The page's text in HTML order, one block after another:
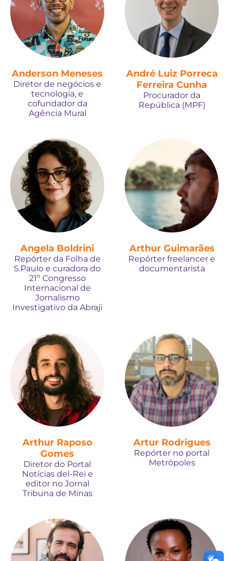
Anderson Meneses
Diretor de negócios e
tecnologia, e
cofundador da
Agência Mural
André Luiz Porreca
Ferreira Cunha
Procurador da
República (MPF)
Angela Boldrini
Repórter da Folha de
S.Paulo e curadora do
21º Congresso
Internacional de
Jornalismo
Investigativo da Abraji
Arthur Guimarães
Repórter freelancer e
documentarista
Arthur Raposo
Gomes
Diretor do Portal
Notícias del-Rei e
editor no Jornal
Tribuna de Minas
Artur Rodrigues
Repórter no portal
Metrópoles